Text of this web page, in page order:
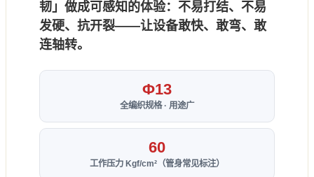
韧」做成可感知的体验： 不易打结、不易
发硬、抗开裂——让设备敢快、敢弯、敢
连轴转。
Φ13
全编织规格 · 用途广
60
工作压力 Kgf/cm²（管身常见标注）